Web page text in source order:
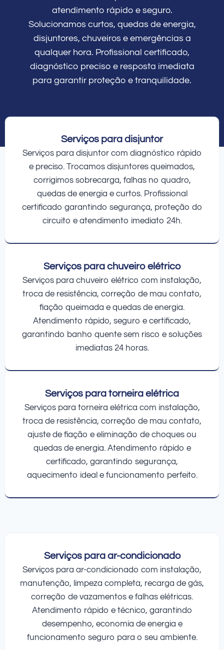
atendimento rápido e seguro.
Solucionamos curtos, quedas de energia,
disjuntores, chuveiros e emergências a
qualquer hora. Profissional certificado,
diagnóstico preciso e resposta imediata
para garantir proteção e tranquilidade.
Serviços para disjuntor
Serviços para disjuntor com diagnóstico rápido
e preciso. Trocamos disjuntores queimados,
corrigimos sobrecarga, falhas no quadro,
quedas de energia e curtos. Profissional
certificado garantindo segurança, proteção do
circuito e atendimento imediato 24h.
Serviços para chuveiro elétrico
Serviços para chuveiro elétrico com instalação,
troca de resistência, correção de mau contato,
fiação queimada e quedas de energia.
Atendimento rápido, seguro e certificado,
garantindo banho quente sem risco e soluções
imediatas 24 horas.
Serviços para torneira elétrica
Serviços para torneira elétrica com instalação,
troca de resistência, correção de mau contato,
ajuste de fiação e eliminação de choques ou
quedas de energia. Atendimento rápido e
certificado, garantindo segurança,
aquecimento ideal e funcionamento perfeito.
Serviços para ar-condicionado
Serviços para ar-condicionado com instalação,
manutenção, limpeza completa, recarga de gás,
correção de vazamentos e falhas elétricas.
Atendimento rápido e técnico, garantindo
desempenho, economia de energia e
funcionamento seguro para o seu ambiente.